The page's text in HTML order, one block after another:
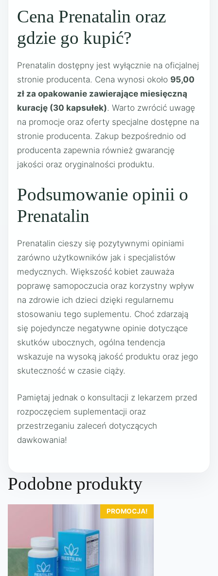
Cena Prenatalin oraz
gdzie go kupić?
Prenatalin dostępny jest wyłącznie na oficjalnej
stronie producenta. Cena wynosi około 95,00
zł za opakowanie zawierające miesięczną
kurację (30 kapsułek). Warto zwrócić uwagę
na promocje oraz oferty specjalne dostępne na
stronie producenta. Zakup bezpośrednio od
producenta zapewnia również gwarancję
jakości oraz oryginalności produktu.
Podsumowanie opinii o
Prenatalin
Prenatalin cieszy się pozytywnymi opiniami
zarówno użytkowników jak i specjalistów
medycznych. Większość kobiet zauważa
poprawę samopoczucia oraz korzystny wpływ
na zdrowie ich dzieci dzięki regularnemu
stosowaniu tego suplementu. Choć zdarzają
się pojedyncze negatywne opinie dotyczące
skutków ubocznych, ogólna tendencja
wskazuje na wysoką jakość produktu oraz jego
skuteczność w czasie ciąży.
Pamiętaj jednak o konsultacji z lekarzem przed
rozpoczęciem suplementacji oraz
przestrzeganiu zaleceń dotyczących
dawkowania!
Podobne produkty
PROMOCJA!